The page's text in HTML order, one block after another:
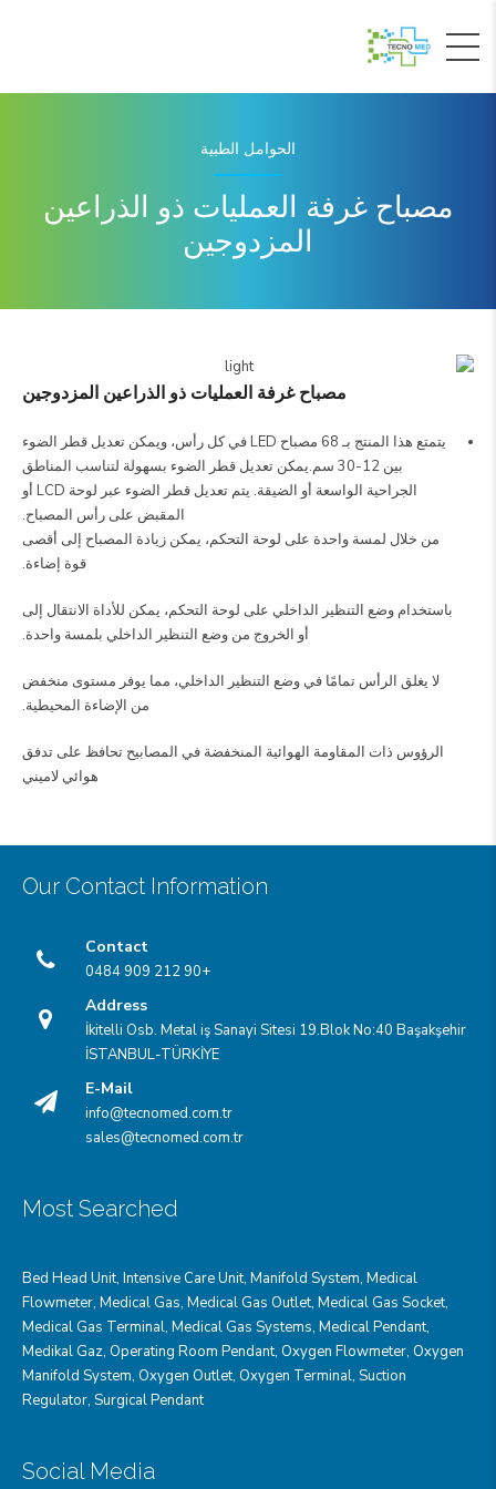
الحوامل الطبية
مصباح غرفة العمليات ذو الذراعين
المزدوجين
مصباح غرفة العمليات ذو الذراعين المزدوجين
يتمتع هذا المنتج بـ 68 مصباح LED في كل رأس، ويمكن تعديل قطر الضوء
بين 12-30 سم.
يمكن تعديل قطر الضوء بسهولة لتناسب المناطق
الجراحية الواسعة أو الضيقة. يتم تعديل قطر الضوء عبر لوحة LCD أو
المقبض على رأس المصباح.
من خلال لمسة واحدة على لوحة التحكم، يمكن زيادة المصباح إلى أقصى
قوة إضاءة.
باستخدام وضع التنظير الداخلي على لوحة التحكم، يمكن للأداة الانتقال إلى
أو الخروج من وضع التنظير الداخلي بلمسة واحدة.
لا يغلق الرأس تمامًا في وضع التنظير الداخلي، مما يوفر مستوى منخفض
من الإضاءة المحيطية.
الرؤوس ذات المقاومة الهوائية المنخفضة في المصابيح تحافظ على تدفق
هوائي لاميني
Our Contact Information
Contact
+90 212 909 0484
Address
İkitelli Osb. Metal iş Sanayi Sitesi 19.Blok No:40 Başakşehir
İSTANBUL-TÜRKİYE
E-Mail
info@tecnomed.com.tr
sales@tecnomed.com.tr
Most Searched
Bed Head Unit, Intensive Care Unit, Manifold System, Medical
Flowmeter, Medical Gas, Medical Gas Outlet, Medical Gas Socket,
Medical Gas Terminal, Medical Gas Systems, Medical Pendant,
Medikal Gaz, Operating Room Pendant, Oxygen Flowmeter, Oxygen
Manifold System, Oxygen Outlet, Oxygen Terminal, Suction
Regulator, Surgical Pendant
Social Media